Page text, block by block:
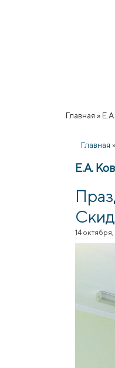
Главная »
Главная »
Е.А.
14